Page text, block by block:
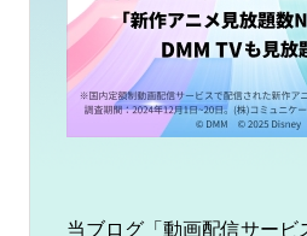
当ブログ「動画配信サービ